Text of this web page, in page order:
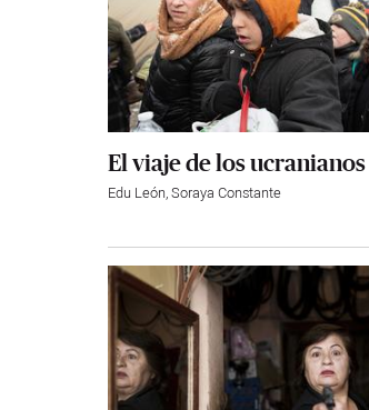
El viaje de los
Edu León,Soraya Constante